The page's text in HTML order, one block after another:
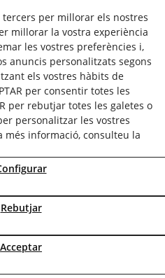
per millorar els nostres
millorar la vostra experiència
les vostres preferències i,
anuncis personalitzats segons
els vostres hàbits de
per consentir totes les
per rebutjar totes les galetes o
personalitzar les vostres
més informació, consulteu la
Rebutjar
Acceptar